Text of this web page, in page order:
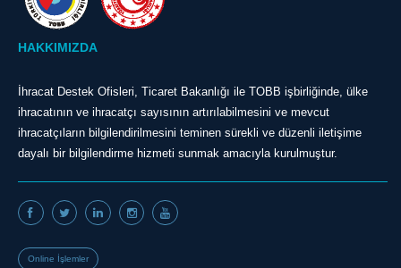
HAKKIMIZDA
İhracat Destek Ofisleri, Ticaret Bakanlığı ile TOBB işbirliğinde, ülke
ihracatının ve ihracatçı sayısının artırılabilmesini ve mevcut
ihracatçıların bilgilendirilmesini teminen sürekli ve düzenli iletişime
dayalı bir bilgilendirme hizmeti sunmak amacıyla kurulmuştur.
Online İşlemler